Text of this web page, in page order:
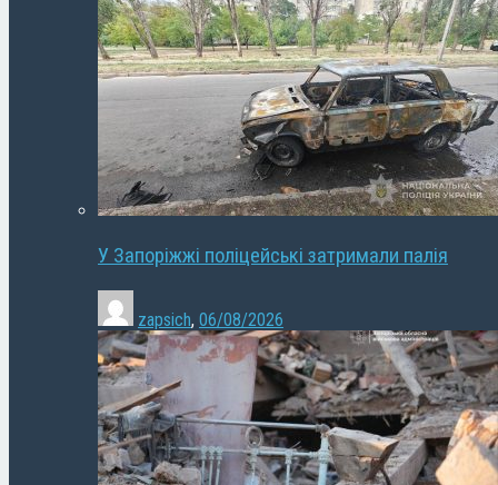
У Запоріжжі поліцейські затримали палія
zapsich, 06/08/2026